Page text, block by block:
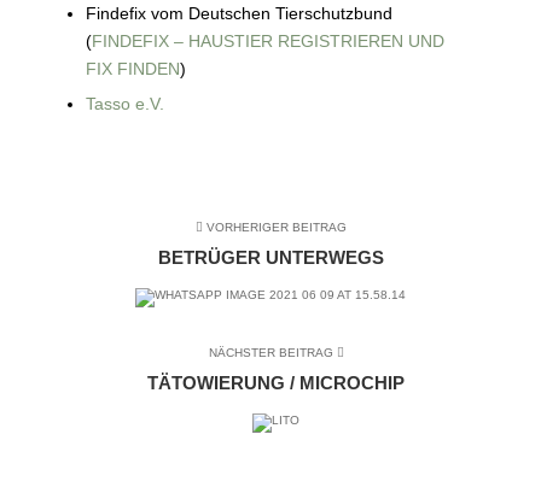
Findefix vom Deutschen Tierschutzbund
(FINDEFIX – HAUSTIER REGISTRIEREN UND
FIX FINDEN)
Tasso e.V.
VORHERIGER BEITRAG
BETRÜGER UNTERWEGS
NÄCHSTER BEITRAG
TÄTOWIERUNG / MICROCHIP